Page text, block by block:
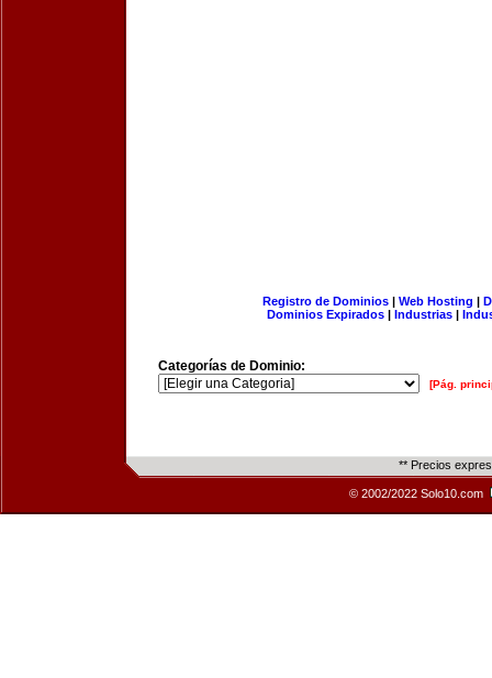
Registro de Dominios| Web Hosting |
Dominios Expirados | Industrias |
Categorías de Dominio:
[Pág.
** Precios
© 2002/2022 Solo10.com